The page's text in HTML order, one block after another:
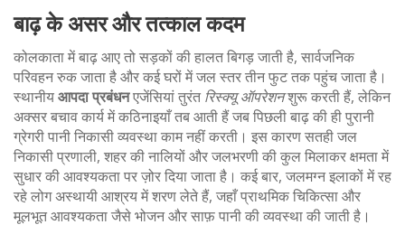
बाढ़ के असर और तत्काल कदम
कोलकाता में बाढ़ आए तो सड़कों की हालत बिगड़ जाती है, सार्वजनिक
परिवहन रुक जाता है और कई घरों में जल स्तर तीन फुट तक पहुंच जाता है।
स्थानीयआपदा प्रबंधनएजेंसियां तुरंत रिस्क्यू ऑपरेशनशुरू करती हैं, लेकिन
अक्सर बचाव कार्य में कठिनाइयाँ तब आती हैं जब पिछली बाढ़ की ही पुरानी
ग्रेगरी पानी निकासी व्यवस्था काम नहीं करती। इस कारणसतही जल
निकासी प्रणाली, शहर की नालियों और जलभरणी की कुल मिलाकर क्षमतामें
सुधार की आवश्यकता पर ज़ोर दिया जाता है। कई बार, जलमग्न इलाकों में रह
रहे लोग अस्थायी आश्रय में शरण लेते हैं, जहाँ प्राथमिक चिकित्सा और
मूलभूत आवश्यकता जैसे भोजन और साफ़ पानी की व्यवस्था की जाती है।